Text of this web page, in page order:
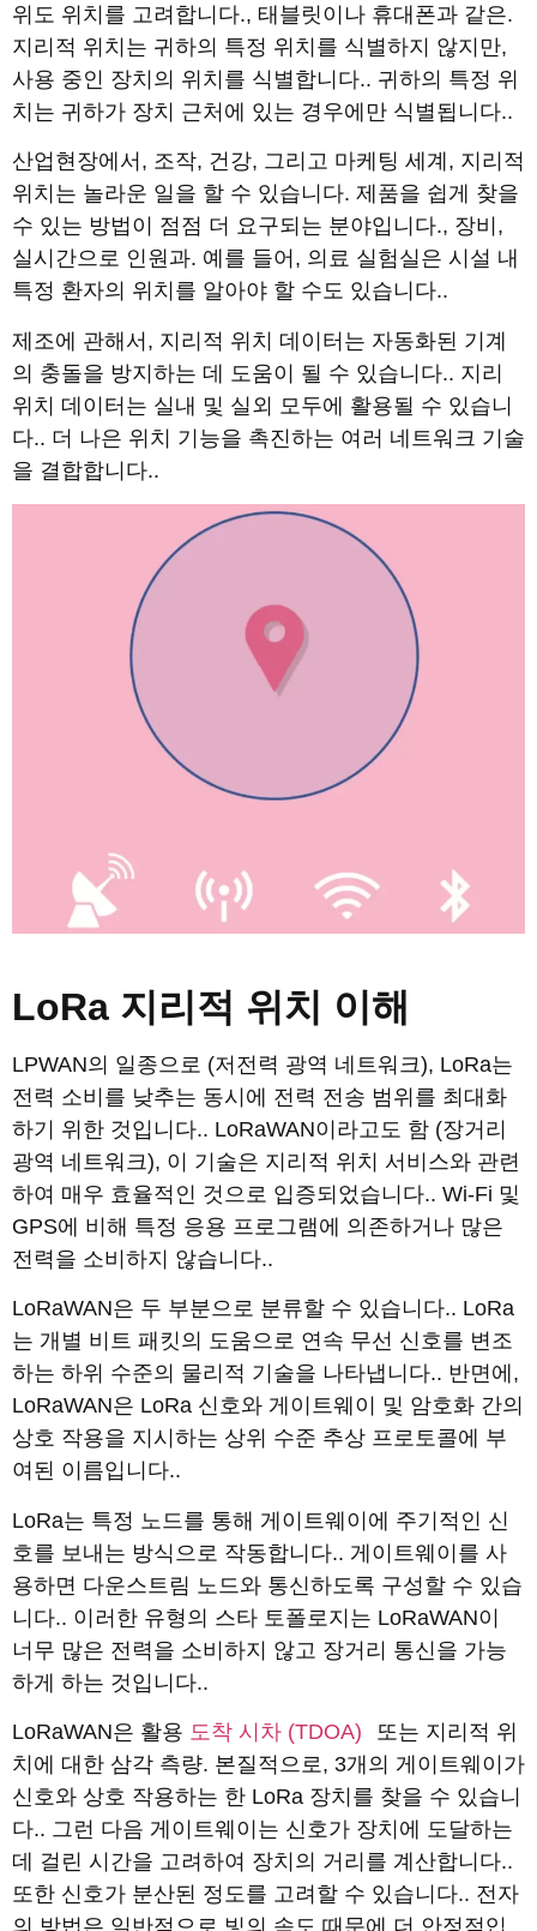
위도 위치를 고려합니다., 태블릿이나 휴대폰과 같은.
지리적 위치는 귀하의 특정 위치를 식별하지 않지만,
사용 중인 장치의 위치를 ​​식별합니다.. 귀하의 특정 위
치는 귀하가 장치 근처에 있는 경우에만 식별됩니다..
산업현장에서, 조작, 건강, 그리고 마케팅 세계, 지리적
위치는 놀라운 일을 할 수 있습니다. 제품을 쉽게 찾을
수 있는 방법이 점점 더 요구되는 분야입니다., 장비,
실시간으로 인원과. 예를 들어, 의료 실험실은 시설 내
특정 환자의 위치를 ​​알아야 할 수도 있습니다..
제조에 관해서, 지리적 위치 데이터는 자동화된 기계
의 충돌을 방지하는 데 도움이 될 수 있습니다.. 지리
위치 데이터는 실내 및 실외 모두에 활용될 수 있습니
다.. 더 나은 위치 기능을 촉진하는 여러 네트워크 기술
을 결합합니다..
LoRa 지리적 위치 이해
LPWAN의 일종으로 (저전력 광역 네트워크), LoRa는
전력 소비를 낮추는 동시에 전력 전송 범위를 최대화
하기 위한 것입니다.. LoRaWAN이라고도 함 (장거리
광역 네트워크), 이 기술은 지리적 위치 서비스와 관련
하여 매우 효율적인 것으로 입증되었습니다.. Wi-Fi 및
GPS에 비해 특정 응용 프로그램에 의존하거나 많은
전력을 소비하지 않습니다..
LoRaWAN은 두 부분으로 분류할 수 있습니다.. LoRa
는 개별 비트 패킷의 도움으로 연속 무선 신호를 변조
하는 하위 수준의 물리적 기술을 나타냅니다.. 반면에,
LoRaWAN은 LoRa 신호와 게이트웨이 및 암호화 간의
상호 작용을 지시하는 상위 수준 추상 프로토콜에 부
여된 이름입니다..
LoRa는 특정 노드를 통해 게이트웨이에 주기적인 신
호를 보내는 방식으로 작동합니다.. 게이트웨이를 사
용하면 다운스트림 노드와 통신하도록 구성할 수 있습
니다.. 이러한 유형의 스타 토폴로지는 LoRaWAN이
너무 많은 전력을 소비하지 않고 장거리 통신을 가능
하게 하는 것입니다..
LoRaWAN은 활용 도착 시차 (TDOA)
또는 지리적 위
치에 대한 삼각 측량. 본질적으로, 3개의 게이트웨이가
신호와 상호 작용하는 한 LoRa 장치를 찾을 수 있습니
다.. 그런 다음 게이트웨이는 신호가 장치에 도달하는
데 걸린 시간을 고려하여 장치의 거리를 계산합니다..
또한 신호가 분산된 정도를 고려할 수 있습니다.. 전자
의 방법은 일반적으로 빛의 속도 때문에 더 안정적입